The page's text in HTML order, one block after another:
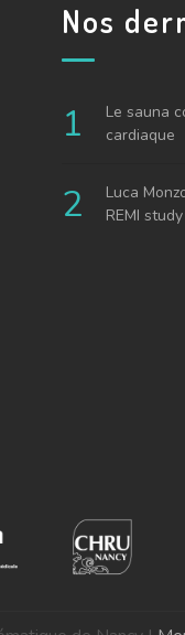
Nos
Le sauna
cardiaque
Luca
REMI study